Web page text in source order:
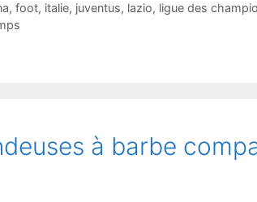
, foot, italie, juventus, lazio, ligue des
à barbe